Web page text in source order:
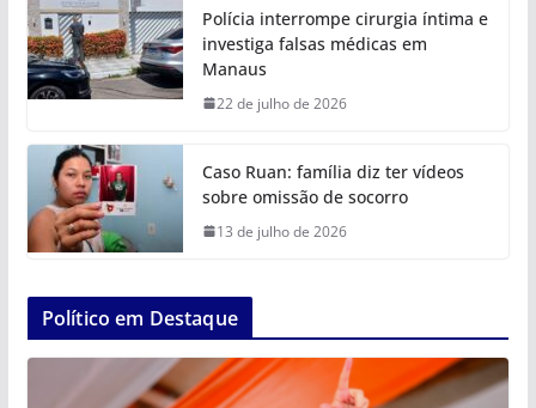
Polícia interrompe cirurgia íntima e
investiga falsas médicas em
Manaus
22 de julho de 2026
Caso Ruan: família diz ter vídeos
sobre omissão de socorro
13 de julho de 2026
Político em Destaque